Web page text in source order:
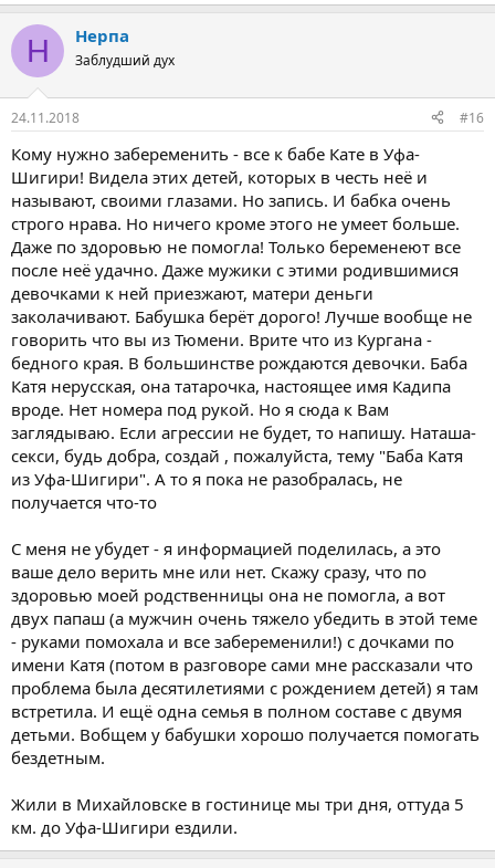
Н Нерпа
Заблудший дух
24.11.2018 #16
Кому нужно забеременить - все к бабе Кате в Уфа-
Шигири! Видела этих детей, которых в честь неё и
называют, своими глазами. Но запись. И бабка очень
строго нрава. Но ничего кроме этого не умеет больше.
Даже по здоровью не помогла! Только беременеют все
после неё удачно. Даже мужики с этими родившимися
девочками к ней приезжают, матери деньги
заколачивают. Бабушка берёт дорого! Лучше вообще не
говорить что вы из Тюмени. Врите что из Кургана -
бедного края. В большинстве рождаются девочки. Баба
Катя нерусская, она татарочка, настоящее имя Кадипа
вроде. Нет номера под рукой. Но я сюда к Вам
заглядываю. Если агрессии не будет, то напишу. Наташа-
секси, будь добра, создай , пожалуйста, тему "Баба Катя
из Уфа-Шигири". А то я пока не разобралась, не
получается что-то
С меня не убудет - я информацией поделилась, а это
ваше дело верить мне или нет. Скажу сразу, что по
здоровью моей родственницы она не помогла, а вот
двух папаш (а мужчин очень тяжело убедить в этой теме
- руками помохала и все забеременили!) с дочками по
имени Катя (потом в разговоре сами мне рассказали что
проблема была десятилетиями с рождением детей) я там
встретила. И ещё одна семья в полном составе с двумя
детьми. Вобщем у бабушки хорошо получается помогать
бездетным.
Жили в Михайловске в гостинице мы три дня, оттуда 5
км. до Уфа-Шигири ездили.